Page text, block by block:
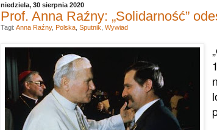
niedziela, 30 sierpnia 2020
Prof. Anna Raźny: „Solidarność”
Tagi: Anna Raźny, Polska, Sputnik Wywiad